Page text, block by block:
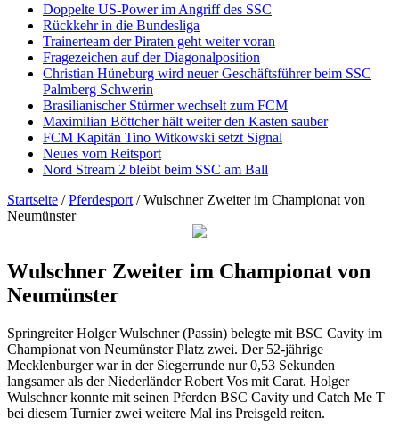
Doppelte US-Power im Angriff des SSC
Rückkehr in die Bundesliga
Trainerteam der Piraten geht weiter voran
Fragezeichen auf der Diagonalposition
Christian Hüneburg wird neuer Geschäftsführer beim SSC
Palmberg Schwerin
Brasilianischer Stürmer wechselt zum FCM
Maximilian Böttcher hält weiter den Kasten sauber
FCM Kapitän Tino Witkowski setzt Signal
Neues vom Reitsport
Nord Stream 2 bleibt beim SSC am Ball
Startseite / Pferdesport / Wulschner Zweiter im Championat von
Neumünster
Wulschner Zweiter im Championat von
Neumünster
Springreiter Holger Wulschner (Passin) belegte mit BSC Cavity im
Championat von Neumünster Platz zwei. Der 52-jährige
Mecklenburger war in der Siegerrunde nur 0,53 Sekunden
langsamer als der Niederländer Robert Vos mit Carat. Holger
Wulschner konnte mit seinen Pferden BSC Cavity und Catch Me T
bei diesem Turnier zwei weitere Mal ins Preisgeld reiten.